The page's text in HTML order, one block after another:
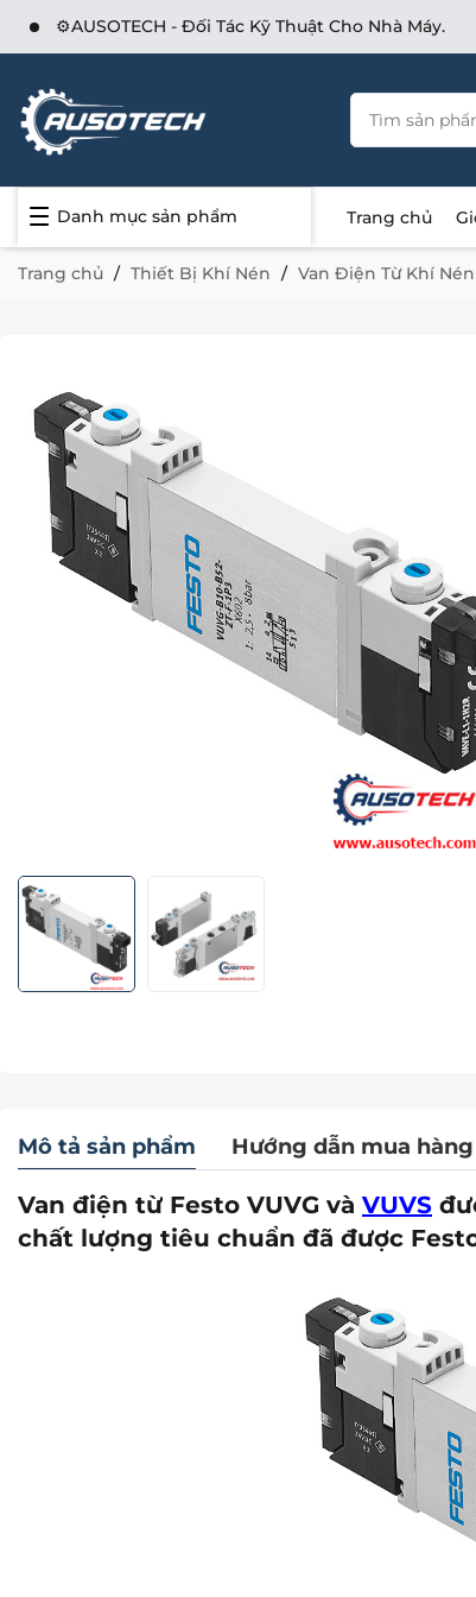
⚙️AUSOTECH - Đối Tác Kỹ Thuật Cho Nhà Máy.
Danh mục sản phẩm Trang chủ
Trang chủ Thiết Bị Khí Nén Van Điện Từ Khí Nén
Mô tả sản phẩm Hướng dẫn mua hàng
Van điện từ Festo VUVG và VUVS
chất lượng tiêu chuẩn đã được